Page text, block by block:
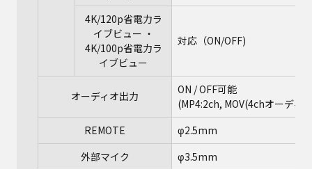
4K/120p省電力ラ
イブビュー ・
4K/100p省電力ラ
イブビュー
対応（ON/OFF)
オーディオ出力
ON / OFF可能
(MP4:2ch, MOV(4chオーディ
REMOTE
φ2.5mm
外部マイク
φ3.5mm